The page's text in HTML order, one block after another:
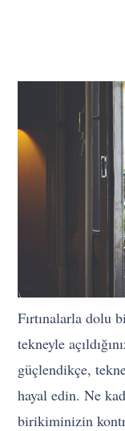
Fırtınalarla dolu
tekneyle
güçlendikçe,
hayal edin. Ne
birikiminizin